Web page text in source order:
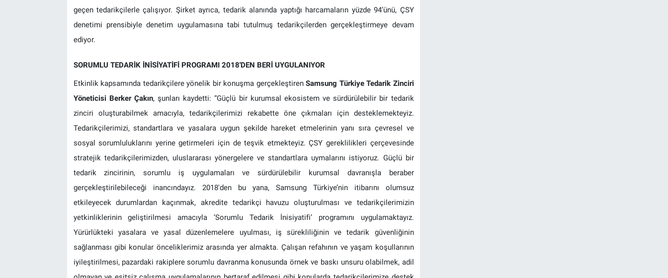
geçen tedarikçilerle çalışıyor. Şirket ayrıca, tedarik alanında yaptığı harcamaların yüzde 94’ünü, ÇSY
denetimi prensibiyle denetim uygulamasına tabi tutulmuş tedarikçilerden gerçekleştirmeye devam
ediyor.
SORUMLU TEDARİK İNİSİYATİFİ PROGRAMI 2018'DEN BERİ UYGULANIYOR
Etkinlik kapsamında tedarikçilere yönelik bir konuşma gerçekleştirenSamsung Türkiye Tedarik Zinciri
Yöneticisi Berker Çakın, şunları kaydetti: “Güçlü bir kurumsal ekosistem ve sürdürülebilir bir tedarik
zinciri oluşturabilmek amacıyla, tedarikçilerimizi rekabette öne çıkmaları için desteklemekteyiz.
Tedarikçilerimizi, standartlara ve yasalara uygun şekilde hareket etmelerinin yanı sıra çevresel ve
sosyal sorumluluklarını yerine getirmeleri için de teşvik etmekteyiz. ÇSY gereklilikleri çerçevesinde
stratejik tedarikçilerimizden, uluslararası yönergelere ve standartlara uymalarını istiyoruz. Güçlü bir
tedarik zincirinin, sorumlu iş uygulamaları ve sürdürülebilir kurumsal davranışla beraber
gerçekleştirilebileceği inancındayız. 2018'den bu yana, Samsung Türkiye’nin itibarını olumsuz
etkileyecek durumlardan kaçınmak, akredite tedarikçi havuzu oluşturulması ve tedarikçilerimizin
yetkinliklerinin geliştirilmesi amacıyla ‘Sorumlu Tedarik İnisiyatifi’ programını uygulamaktayız.
Yürürlükteki yasalara ve yasal düzenlemelere uyulması, iş sürekliliğinin ve tedarik güvenliğinin
sağlanması gibi konular önceliklerimiz arasında yer almakta. Çalışan refahının ve yaşam koşullarının
iyileştirilmesi, pazardaki rakiplere sorumlu davranma konusunda örnek ve baskı unsuru olabilmek, adil